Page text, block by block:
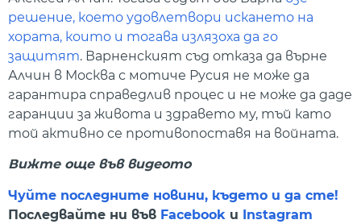
решение, което удовлетвори искането на
хората, които и тогава излязоха да го
защитят. Варненският съд отказа да върне
Алчин в Москва с мотиче Русия не може да
гарантира справедлив процес и не може да даде
гаранции за живота и здравето му, тъй като
той активно се противопоставя на войната.
Вижте още във видеото
Чуйте последните новини, където и да сте!
Последвайте ни във Facebook и Instagram